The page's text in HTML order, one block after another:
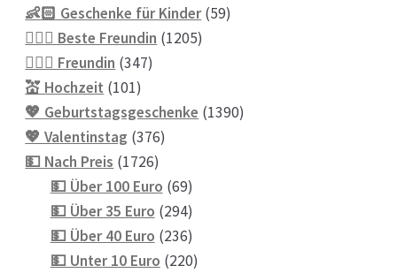
Produkte
👶🏻 Geschenke für Kinder 5959
💁🏼‍♀️ Beste Freundin 12051205
💁🏼‍♀️ Freundin 347347
💒 Hochzeit 101101
Produkte
💖 Geburtstagsgeschenke 13901390
💖 Valentinstag 376376
💵 Nach Preis 17261726
Produkte
💵 Über 100 Euro 6969
Produkte
💵 Über 35 Euro 294294
Produkte
💵 Über 40 Euro 236236
Produkte
💵 Unter 10 Euro 220220